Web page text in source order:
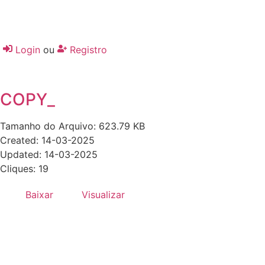
Login ou Registro
COPY_
Tamanho do Arquivo: 623.79 KB
Created: 14-03-2025
Updated: 14-03-2025
Cliques: 19
Baixar Visualizar